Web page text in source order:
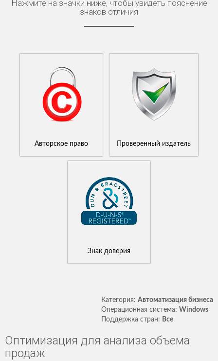
Нажмите на значки ниже, чтобы увидеть пояснение
знаков отличия
Авторское право Проверенный издатель
Знак доверия
Категория: Автоматизация бизнеса
Операционная система: Windows
Поддержка стран: Все
Оптимизация для анализа объема
продаж